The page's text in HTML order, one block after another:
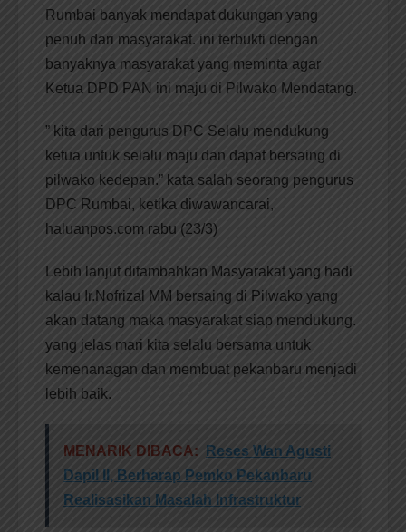
Rumbai banyak mendapat dukungan yang
penuh dari masyarakat. ini terbukti dengan
banyaknya masyarakat yang meminta agar
Ketua DPD PAN ini maju di Pilwako Mendatang.
” kita dari pengurus DPC Selalu mendukung
ketua untuk selalu maju dan dapat bersaing di
pilwako kedepan.” kata salah seorang pengurus
DPC Rumbai, ketika diwawancarai,
haluanpos.com rabu (23/3)
Lebih lanjut ditambahkan Masyarakat yang hadi
kalau Ir.Nofrizal MM bersaing di Pilwako yang
akan datang maka masyarakat siap mendukung.
yang jelas mari kita selalu bersama untuk
kemenanagan dan membuat pekanbaru menjadi
lebih baik.
MENARIK DIBACA:
Reses Wan Agusti
Dapil II, Berharap Pemko Pekanbaru
Realisasikan Masalah Infrastruktur